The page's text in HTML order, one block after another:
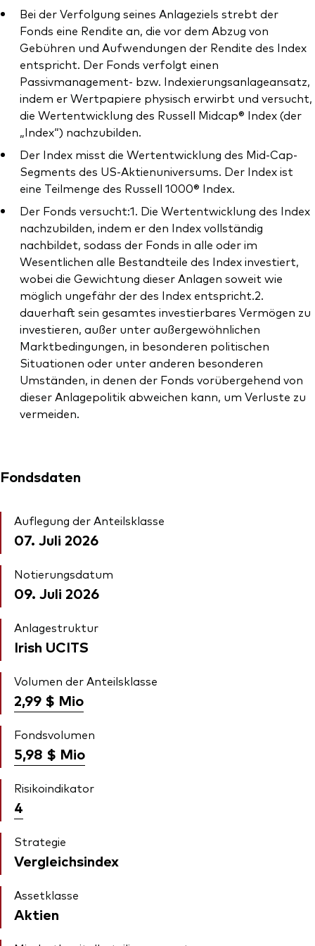
Ressourcen
Marktvolatilität
Research
Anbieterliste
Vanguard Modellportfolios
Vanguard Beratungsstudie
Bei der Verfolgung seines Anlageziels strebt der
Fonds eine Rendite an, die vor dem Abzug von
Gebühren und Aufwendungen der Rendite des Index
entspricht. Der Fonds verfolgt einen
Passivmanagement- bzw. Indexierungsanlageansatz,
indem er Wertpapiere physisch erwirbt und versucht,
die Wertentwicklung des Russell Midcap® Index (der
„Index“) nachzubilden.
Der Index misst die Wertentwicklung des Mid-Cap-
Segments des US-Aktienuniversums. Der Index ist
eine Teilmenge des Russell 1000® Index.
Der Fonds versucht:1. Die Wertentwicklung des Index
nachzubilden, indem er den Index vollständig
nachbildet, sodass der Fonds in alle oder im
Wesentlichen alle Bestandteile des Index investiert,
wobei die Gewichtung dieser Anlagen soweit wie
möglich ungefähr der des Index entspricht.2.
dauerhaft sein gesamtes investierbares Vermögen zu
investieren, außer unter außergewöhnlichen
Marktbedingungen, in besonderen politischen
Situationen oder unter anderen besonderen
Umständen, in denen der Fonds vorübergehend von
dieser Anlagepolitik abweichen kann, um Verluste zu
vermeiden.
Fondsdaten
Auflegung der Anteilsklasse
07. Juli 2026
Notierungsdatum
09. Juli 2026
Anlagestruktur
Irish UCITS
Volumen der Anteilsklasse
2,99 $ Mio
Fondsvolumen
5,98 $ Mio
Risikoindikator
4
Strategie
Vergleichsindex
Assetklasse
Aktien